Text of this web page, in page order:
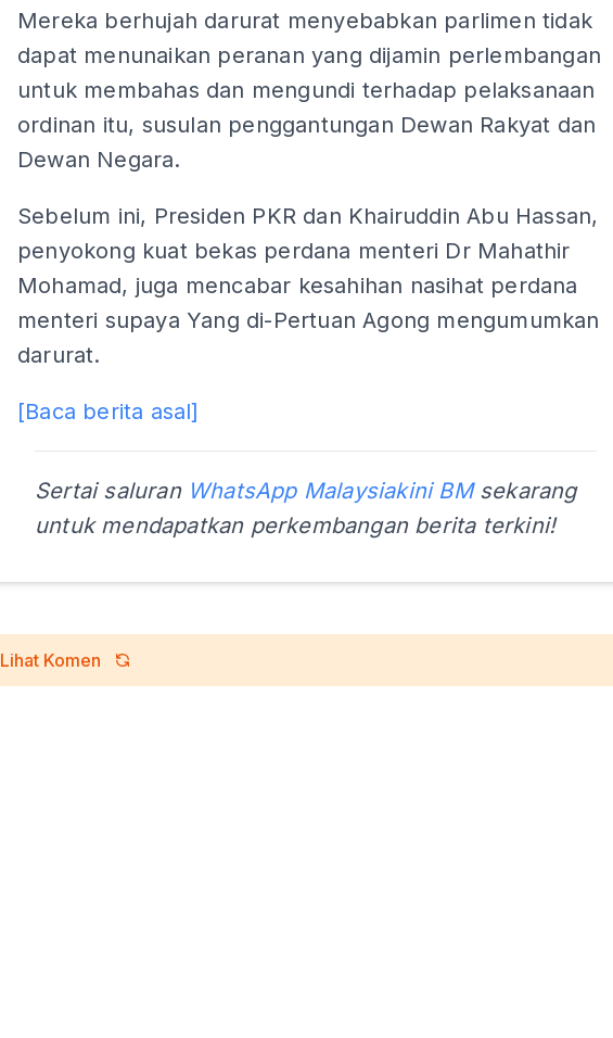
Mereka berhujah darurat menyebabkan parlimen tidak
dapat menunaikan peranan yang dijamin perlembangan
untuk membahas dan mengundi terhadap pelaksanaan
ordinan itu, susulan penggantungan Dewan Rakyat dan
Dewan Negara.
Sebelum ini, Presiden PKR dan Khairuddin Abu Hassan,
penyokong kuat bekas perdana menteri Dr Mahathir
Mohamad, juga mencabar kesahihan nasihat perdana
menteri supaya Yang di-Pertuan Agong mengumumkan
darurat.
[Baca berita asal]
Sertai saluran WhatsApp Malaysiakini BMsekarang
untuk mendapatkan perkembangan berita terkini!
Lihat Komen